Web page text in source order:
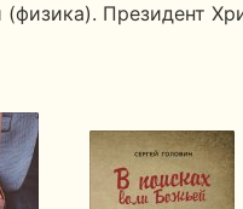
(физика). Президент